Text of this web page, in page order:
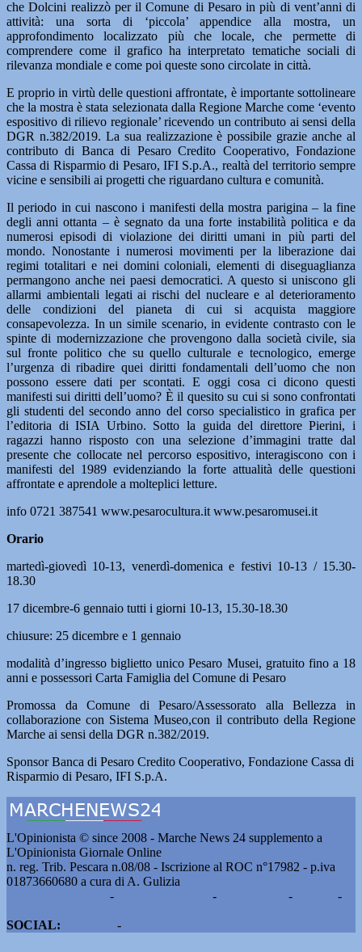
che Dolcini realizzò per il Comune di Pesaro in più di vent’anni di
attività: una sorta di ‘piccola’ appendice alla mostra, un
approfondimento localizzato più che locale, che permette di
comprendere come il grafico ha interpretato tematiche sociali di
rilevanza mondiale e come poi queste sono circolate in città.
E proprio in virtù delle questioni affrontate, è importante sottolineare
che la mostra è stata selezionata dalla Regione Marche come ‘evento
espositivo di rilievo regionale’ ricevendo un contributo ai sensi della
DGR n.382/2019. La sua realizzazione è possibile grazie anche al
contributo di Banca di Pesaro Credito Cooperativo, Fondazione
Cassa di Risparmio di Pesaro, IFI S.p.A., realtà del territorio sempre
vicine e sensibili ai progetti che riguardano cultura e comunità.
Il periodo in cui nascono i manifesti della mostra parigina – la fine
degli anni ottanta – è segnato da una forte instabilità politica e da
numerosi episodi di violazione dei diritti umani in più parti del
mondo. Nonostante i numerosi movimenti per la liberazione dai
regimi totalitari e nei domini coloniali, elementi di diseguaglianza
permangono anche nei paesi democratici. A questo si uniscono gli
allarmi ambientali legati ai rischi del nucleare e al deterioramento
delle condizioni del pianeta di cui si acquista maggiore
consapevolezza. In un simile scenario, in evidente contrasto con le
spinte di modernizzazione che provengono dalla società civile, sia
sul fronte politico che su quello culturale e tecnologico, emerge
l’urgenza di ribadire quei diritti fondamentali dell’uomo che non
possono essere dati per scontati. E oggi cosa ci dicono questi
manifesti sui diritti dell’uomo? È il quesito su cui si sono confrontati
gli studenti del secondo anno del corso specialistico in grafica per
l’editoria di ISIA Urbino. Sotto la guida del direttore Pierini, i
ragazzi hanno risposto con una selezione d’immagini tratte dal
presente che collocate nel percorso espositivo, interagiscono con i
manifesti del 1989 evidenziando la forte attualità delle questioni
affrontate e aprendole a molteplici letture.
info 0721 387541 www.pesarocultura.it www.pesaromusei.it
Orario
martedì-giovedì 10-13, venerdì-domenica e festivi 10-13 / 15.30-
18.30
17 dicembre-6 gennaio tutti i giorni 10-13, 15.30-18.30
chiusure: 25 dicembre e 1 gennaio
modalità d’ingresso biglietto unico Pesaro Musei, gratuito fino a 18
anni e possessori Carta Famiglia del Comune di Pesaro
Promossa da Comune di Pesaro/Assessorato alla Bellezza in
collaborazione con Sistema Museo,con il contributo della Regione
Marche ai sensi della DGR n.382/2019.
Sponsor Banca di Pesaro Credito Cooperativo, Fondazione Cassa di
Risparmio di Pesaro, IFI S.p.A.
L'Opinionista © since 2008 - Marche News 24 supplemento a
L'Opinionista Giornale Online
n. reg. Trib. Pescara n.08/08 - Iscrizione al ROC n°17982 - p.iva
01873660680 a cura di A. Gulizia
- - -
-
SOCIAL:
-